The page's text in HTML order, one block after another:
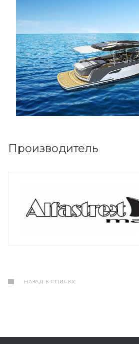
Производитель
НАЗАД К СПИСКУ